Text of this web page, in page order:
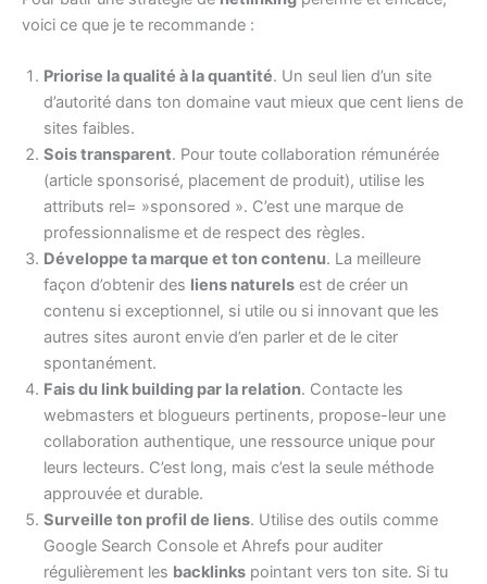
voici ce que je te recommande :
Priorise la qualité à la quantité. Un seul lien d’un site
d’autorité dans ton domaine vaut mieux que cent liens de
sites faibles.
Sois transparent. Pour toute collaboration rémunérée
(article sponsorisé, placement de produit), utilise les
attributs rel= »sponsored ». C’est une marque de
professionnalisme et de respect des règles.
Développe ta marque et ton contenu. La meilleure
façon d’obtenir des liens naturels est de créer un
contenu si exceptionnel, si utile ou si innovant que les
autres sites auront envie d’en parler et de le citer
spontanément.
Fais du link building par la relation. Contacte les
webmasters et blogueurs pertinents, propose-leur une
collaboration authentique, une ressource unique pour
leurs lecteurs. C’est long, mais c’est la seule méthode
approuvée et durable.
Surveille ton profil de liens. Utilise des outils comme
Google Search Console et Ahrefs pour auditer
régulièrement les backlinks pointant vers ton site. Si tu